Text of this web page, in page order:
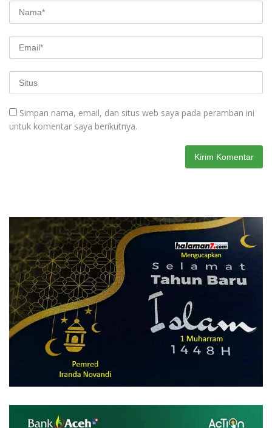
Simpan nama, email, dan situs web saya pada peramban ini
untuk komentar saya berikutnya.